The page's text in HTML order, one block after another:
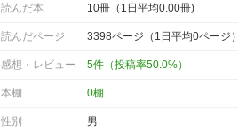
読んだ本 10冊（1日平均0.00冊)
読んだページ 3398ページ（1日平均0ページ）
感想・レビュー 5件（投稿率50.0%）
本棚 0棚
性別 男